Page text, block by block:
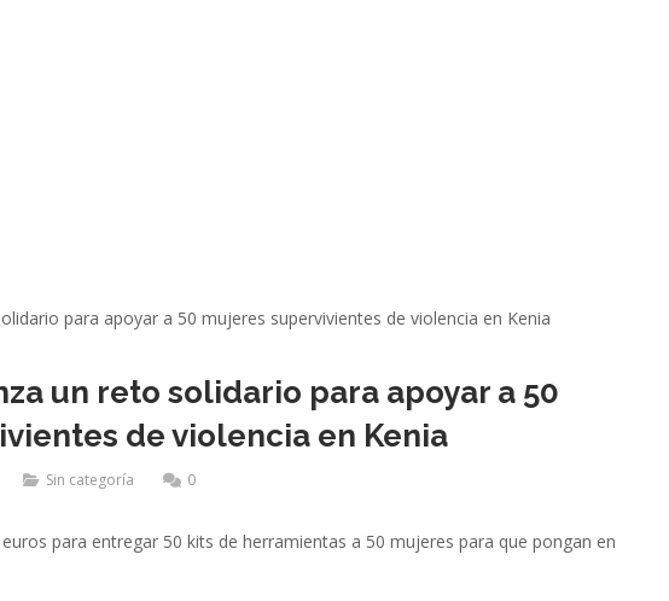
un reto solidario para apoyar a 50
de violencia en Kenia
Sin categoría 0
para entregar 50 kits de herramientas a 50 mujeres para que pongan en